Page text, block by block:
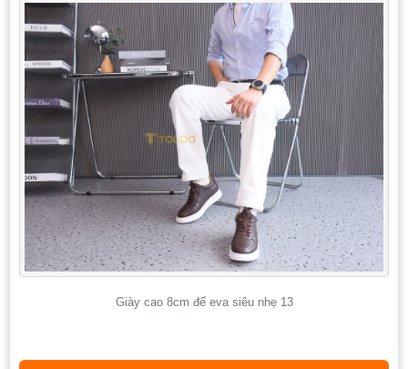
Giày cao 8cm đế eva siêu nhẹ 13